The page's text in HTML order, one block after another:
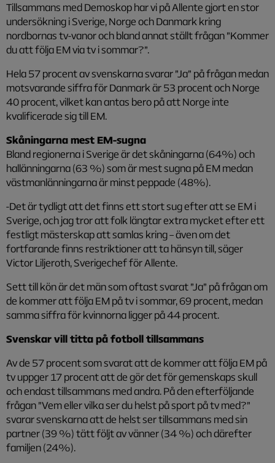
Tillsammans med Demoskop har vi på Allente gjort en stor
undersökning i Sverige, Norge och Danmark kring
nordbornas tv-vanor och bland annat ställt frågan ”Kommer
du att följa EM via tv i sommar?”.
Hela 57 procent av svenskarna svarar ”Ja” på frågan medan
motsvarande siffra för Danmark är 53 procent och Norge
40 procent, vilket kan antas bero på att Norge inte
kvalificerade sig till EM.
Skåningarna mest EM-sugna
Bland regionerna i Sverige är det skåningarna (64%) och
hallänningarna (63 %) som är mest sugna på EM medan
västmanlänningarna är minst peppade (48%).
-Det är tydligt att det finns ett stort sug efter att se EM i
Sverige, och jag tror att folk längtar extra mycket efter ett
festligt mästerskap att samlas kring – även om det
fortfarande finns restriktioner att ta hänsyn till, säger
Victor Liljeroth, Sverigechef för Allente.
Sett till kön är det män som oftast svarat ”Ja” på frågan om
de kommer att följa EM på tv i sommar, 69 procent, medan
samma siffra för kvinnorna ligger på 44 procent.
Svenskar vill titta på fotboll tillsammans
Av de 57 procent som svarat att de kommer att följa EM på
tv uppger 17 procent att de gör det för gemenskaps skull
och endast tillsammans med andra. På den efterföljande
frågan ”Vem eller vilka ser du helst på sport på tv med?”
svarar svenskarna att de helst ser tillsammans med sin
partner (39 %) tätt följt av vänner (34 %) och därefter
familjen (24%).